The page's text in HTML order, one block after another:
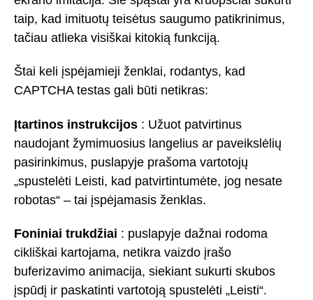
taip, kad imituotų teisėtus saugumo patikrinimus,
tačiau atlieka visiškai kitokią funkciją.
Štai keli įspėjamieji ženklai, rodantys, kad
CAPTCHA testas gali būti netikras:
Įtartinos instrukcijos : Užuot patvirtinus
naudojant žymimuosius langelius ar paveikslėlių
pasirinkimus, puslapyje prašoma vartotojų
„spustelėti Leisti, kad patvirtintumėte, jog nesate
robotas“ – tai įspėjamasis ženklas.
Foniniai trukdžiai : puslapyje dažnai rodoma
cikliškai kartojama, netikra vaizdo įrašo
buferizavimo animacija, siekiant sukurti skubos
įspūdį ir paskatinti vartotoją spustelėti „Leisti“.